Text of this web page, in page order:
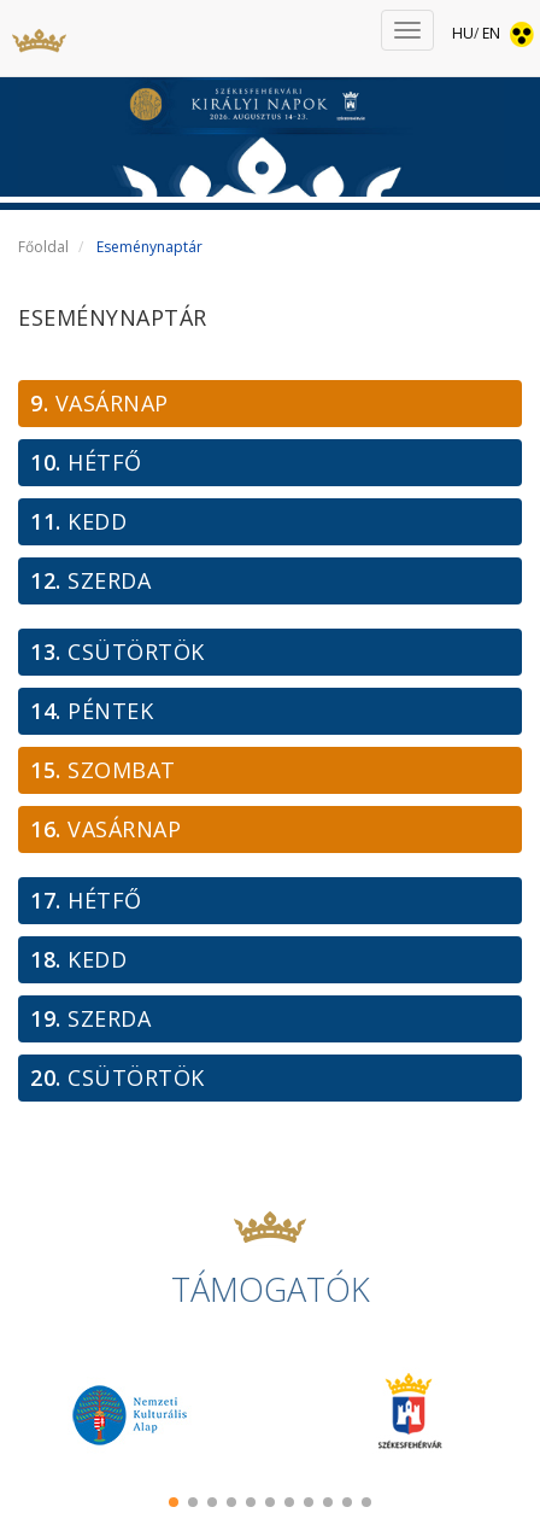
HU/EN
Főoldal Eseménynaptár
ESEMÉNYNAPTÁR
9. VASÁRNAP
10. HÉTFŐ
11. KEDD
12. SZERDA
13. CSÜTÖRTÖK
14. PÉNTEK
15. SZOMBAT
16. VASÁRNAP
17. HÉTFŐ
18. KEDD
19. SZERDA
20. CSÜTÖRTÖK
TÁMOGATÓK